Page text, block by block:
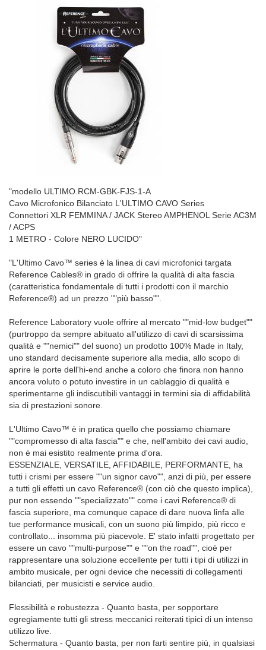
"modello ULTIMO.RCM-GBK-FJS-1-A
Cavo Microfonico Bilanciato L'ULTIMO CAVO Series
Connettori XLR FEMMINA / JACK Stereo AMPHENOL Serie AC3M
/ ACPS
1 METRO - Colore NERO LUCIDO"
"L'Ultimo Cavo™ series è la linea di cavi microfonici targata
Reference Cables® in grado di offrire la qualità di alta fascia
(caratteristica fondamentale di tutti i prodotti con il marchio
Reference®) ad un prezzo ""più basso"".
Reference Laboratory vuole offrire al mercato ""mid-low budget""
(purtroppo da sempre abituato all'utilizzo di cavi di scarsissima
qualità e ""nemici"" del suono) un prodotto 100% Made in Italy,
uno standard decisamente superiore alla media, allo scopo di
aprire le porte dell'hi-end anche a coloro che finora non hanno
ancora voluto o potuto investire in un cablaggio di qualità e
sperimentarne gli indiscutibili vantaggi in termini sia di affidabilità
sia di prestazioni sonore.
L'Ultimo Cavo™ è in pratica quello che possiamo chiamare
""compromesso di alta fascia"" e che, nell'ambito dei cavi audio,
non è mai esistito realmente prima d'ora.
ESSENZIALE, VERSATILE, AFFIDABILE, PERFORMANTE, ha
tutti i crismi per essere ""un signor cavo"", anzi di più, per essere
a tutti gli effetti un cavo Reference® (con ciò che questo implica),
pur non essendo ""specializzato"" come i cavi Reference® di
fascia superiore, ma comunque capace di dare nuova linfa alle
tue performance musicali, con un suono più limpido, più ricco e
controllato... insomma più piacevole. E' stato infatti progettato per
essere un cavo ""multi-purpose"" e ""on the road"", cioè per
rappresentare una soluzione eccellente per tutti i tipi di utilizzi in
ambito musicale, per ogni device che necessiti di collegamenti
bilanciati, per musicisti e service audio.
Flessibilità e robustezza - Quanto basta, per sopportare
egregiamente tutti gli stress meccanici reiterati tipici di un intenso
utilizzo live.
Schermatura - Quanto basta, per non farti sentire più, in qualsiasi